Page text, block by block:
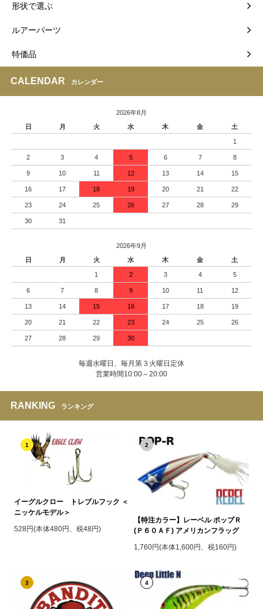
形状で選ぶ
ルアーパーツ
特価品
CALENDAR カレンダー
2026年8月
日
月 火 水 木 金 土
1
2 3 4 5 6 7 8
9 10 11 12 13 14 15
16 17 18 19 20 21 22
23 24 25 26 27 28 29
30 31
2026年9月
日
月 火 水 木 金 土
1 2 3 4 5
6 7 8 9 10 11 12
13 14 15 16 17 18 19
20 21 22 23 24 25 26
27 28 29 30
毎週水曜日、毎月第３火曜日定休
営業時間10:00～20:00
RANKING ランキング
1
イーグルクロー トレブルフック ＜
ニッケルモデル＞
528円(本体480円、税48円)
2
【特注カラー】レーベル ポップＲ
(Ｐ６０ＡＦ) アメリカンフラッグ
1,760円(本体1,600円、税160円)
3 4